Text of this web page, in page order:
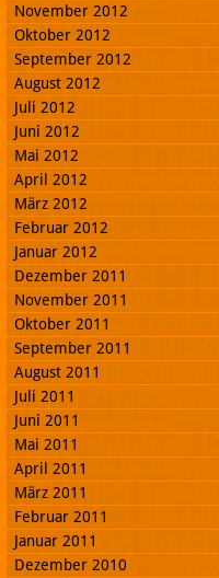
November 2012
Oktober 2012
September 2012
August 2012
Juli 2012
Juni 2012
Mai 2012
April 2012
März 2012
Februar 2012
Januar 2012
Dezember 2011
November 2011
Oktober 2011
September 2011
August 2011
Juli 2011
Juni 2011
Mai 2011
April 2011
März 2011
Februar 2011
Januar 2011
Dezember 2010